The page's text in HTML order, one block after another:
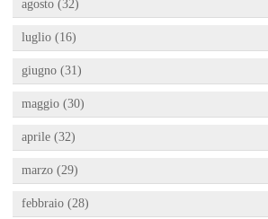
agosto (32)
luglio (16)
giugno (31)
maggio (30)
aprile (32)
marzo (29)
febbraio (28)